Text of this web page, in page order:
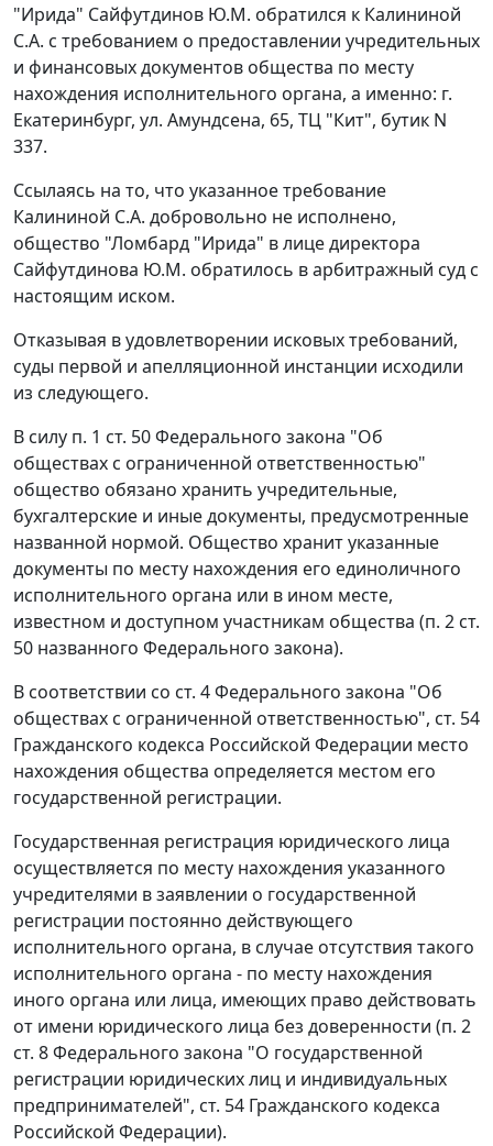
"Ирида" Сайфутдинов Ю.М. обратился к Калининой
С.А. с требованием о предоставлении учредительных
и финансовых документов общества по месту
нахождения исполнительного органа, а именно: г.
Екатеринбург, ул. Амундсена, 65, ТЦ "Кит", бутик N
337.
Ссылаясь на то, что указанное требование
Калининой С.А. добровольно не исполнено,
общество "Ломбард "Ирида" в лице директора
Сайфутдинова Ю.М. обратилось в арбитражный суд с
настоящим иском.
Отказывая в удовлетворении исковых требований,
суды первой и апелляционной инстанции исходили
из следующего.
В силу п. 1 ст. 50Федерального закона "Об
обществах с ограниченной ответственностью"
общество обязано хранить учредительные,
бухгалтерские и иные документы, предусмотренные
названной нормой. Общество хранит указанные
документы по месту нахождения его единоличного
исполнительного органа или в ином месте,
известном и доступном участникам общества (п. 2 ст.
50 названного Федерального закона).
В соответствии со ст. 4Федерального закона "Об
обществах с ограниченной ответственностью", ст. 54
Гражданского кодекса Российской Федерации место
нахождения общества определяется местом его
государственной регистрации.
Государственная регистрация юридического лица
осуществляется по месту нахождения указанного
учредителями в заявлении о государственной
регистрации постоянно действующего
исполнительного органа, в случае отсутствия такого
исполнительного органа - по месту нахождения
иного органа или лица, имеющих право действовать
от имени юридического лица без доверенности (п. 2
ст. 8Федерального закона "О государственной
регистрации юридических лиц и индивидуальных
предпринимателей", ст. 54 Гражданского кодекса
Российской Федерации).